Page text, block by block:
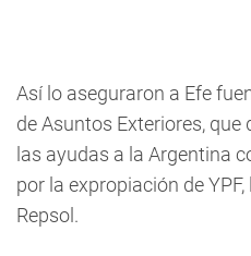
Así lo aseguraron a Efe
de Asuntos Exteriores, que
las ayudas a la Argentina
por la expropiación de
Repsol.